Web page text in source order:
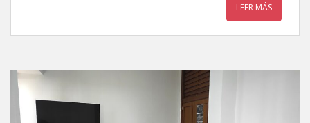
LEER MÁS